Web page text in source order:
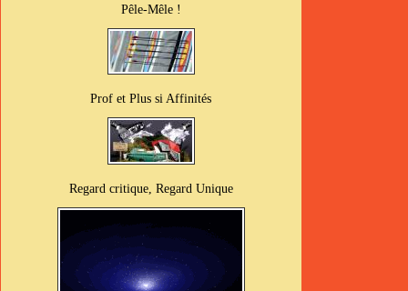
Pêle-Mêle !
Prof et Plus si Affinités
Regard critique, Regard Unique